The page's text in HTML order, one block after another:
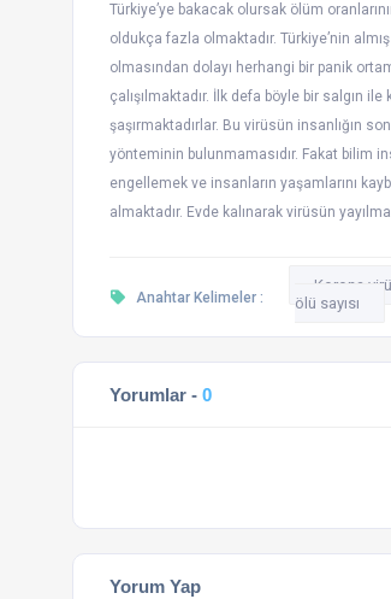
Türkiye’ye bakacak olursak ölüm
oldukça fazla olmaktadır. Türkiye’nin
olmasından dolayı herhangi bir panik
çalışılmaktadır. İlk defa böyle bir salgın
şaşırmaktadırlar. Bu virüsün insanlığın
yönteminin bulunmamasıdır. Fakat bilim
engellemek ve insanların yaşamlarını
almaktadır. Evde kalınarak virüsün
Anahtar Kelimeler :
Korona
ölü sayısı
Yorumlar - 0
Yorum Yap